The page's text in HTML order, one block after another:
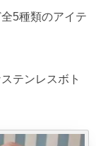
5種類のアイテ
テンレスボト